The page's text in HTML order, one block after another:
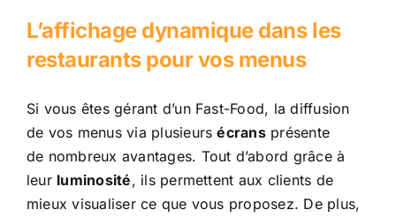
L’affichage dynamique dans les
restaurants pour vos menus
Si vous êtes gérant d’un Fast-Food, la diffusion
de vos menus via plusieursécransprésente
de nombreux avantages. Tout d’abord grâce à
leur luminosité, ils permettent aux clients de
mieux visualiser ce que vous proposez. De plus,